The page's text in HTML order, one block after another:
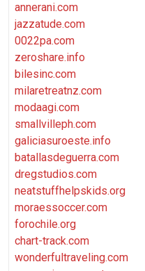
annerani.com
jazzatude.com
0022pa.com
zeroshare.info
bilesinc.com
milaretreatnz.com
modaagi.com
smallvilleph.com
galiciasuroeste.info
batallasdeguerra.com
dregstudios.com
neatstuffhelpskids.org
moraessoccer.com
forochile.org
chart-track.com
wonderfultraveling.com